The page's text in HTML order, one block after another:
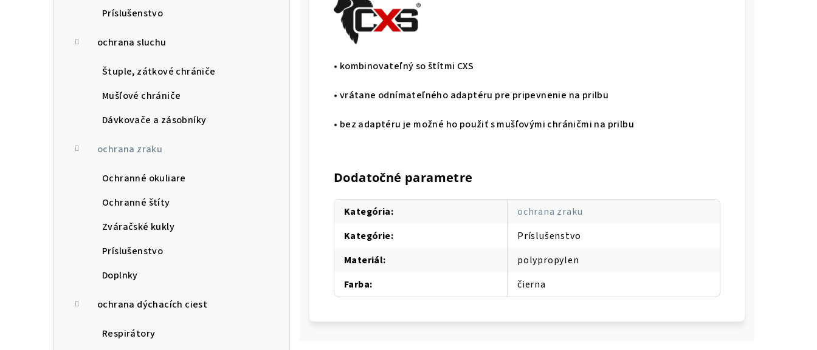
Príslušenstvo
ochrana sluchu
Štuple, zátkové chrániče
Mušľové chrániče
Dávkovače a zásobníky
ochrana zraku
Ochranné okuliare
Ochranné štíty
Zváračské kukly
Príslušenstvo
Doplnky
ochrana dýchacích ciest
Respirátory
• kombinovateľný so štítmi CXS
• vrátane odnímateľného adaptéru pre pripevnenie na prilbu
• bez adaptéru je možné ho použiť s mušľovými chráničmi na prilbu
Dodatočné parametre
Kategória:
ochrana zraku
Kategórie:
Príslušenstvo
Materiál:
polypropylen
Farba: čierna